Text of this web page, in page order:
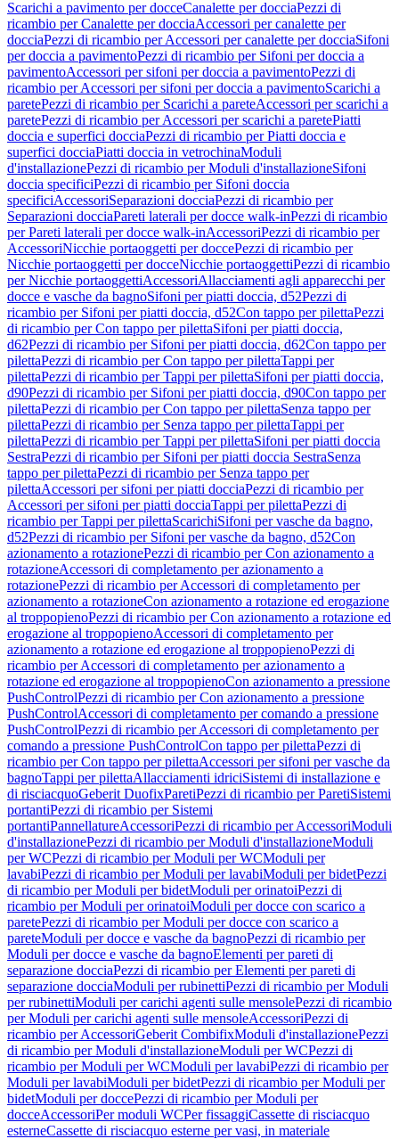
Scarichi a pavimento per docceCanalette per docciaPezzi di
ricambio per Canalette per docciaAccessori per canalette per
docciaPezzi di ricambio per Accessori per canalette per docciaSifoni
per doccia a pavimentoPezzi di ricambio per Sifoni per doccia a
pavimentoAccessori per sifoni per doccia a pavimentoPezzi di
ricambio per Accessori per sifoni per doccia a pavimentoScarichi a
paretePezzi di ricambio per Scarichi a pareteAccessori per scarichi a
paretePezzi di ricambio per Accessori per scarichi a paretePiatti
doccia e superfici docciaPezzi di ricambio per Piatti doccia e
superfici docciaPiatti doccia in vetrochinaModuli
d'installazionePezzi di ricambio per Moduli d'installazioneSifoni
doccia specificiPezzi di ricambio per Sifoni doccia
specificiAccessoriSeparazioni docciaPezzi di ricambio per
Separazioni docciaPareti laterali per docce walk-inPezzi di ricambio
per Pareti laterali per docce walk-inAccessoriPezzi di ricambio per
AccessoriNicchie portaoggetti per doccePezzi di ricambio per
Nicchie portaoggetti per docceNicchie portaoggettiPezzi di ricambio
per Nicchie portaoggettiAccessoriAllacciamenti agli apparecchi per
docce e vasche da bagnoSifoni per piatti doccia, d52Pezzi di
ricambio per Sifoni per piatti doccia, d52Con tappo per pilettaPezzi
di ricambio per Con tappo per pilettaSifoni per piatti doccia,
d62Pezzi di ricambio per Sifoni per piatti doccia, d62Con tappo per
pilettaPezzi di ricambio per Con tappo per pilettaTappi per
pilettaPezzi di ricambio per Tappi per pilettaSifoni per piatti doccia,
d90Pezzi di ricambio per Sifoni per piatti doccia, d90Con tappo per
pilettaPezzi di ricambio per Con tappo per pilettaSenza tappo per
pilettaPezzi di ricambio per Senza tappo per pilettaTappi per
pilettaPezzi di ricambio per Tappi per pilettaSifoni per piatti doccia
SestraPezzi di ricambio per Sifoni per piatti doccia SestraSenza
tappo per pilettaPezzi di ricambio per Senza tappo per
pilettaAccessori per sifoni per piatti docciaPezzi di ricambio per
Accessori per sifoni per piatti docciaTappi per pilettaPezzi di
ricambio per Tappi per pilettaScarichiSifoni per vasche da bagno,
d52Pezzi di ricambio per Sifoni per vasche da bagno, d52Con
azionamento a rotazionePezzi di ricambio per Con azionamento a
rotazioneAccessori di completamento per azionamento a
rotazionePezzi di ricambio per Accessori di completamento per
azionamento a rotazioneCon azionamento a rotazione ed erogazione
al troppopienoPezzi di ricambio per Con azionamento a rotazione ed
erogazione al troppopienoAccessori di completamento per
azionamento a rotazione ed erogazione al troppopienoPezzi di
ricambio per Accessori di completamento per azionamento a
rotazione ed erogazione al troppopienoCon azionamento a pressione
PushControlPezzi di ricambio per Con azionamento a pressione
PushControlAccessori di completamento per comando a pressione
PushControlPezzi di ricambio per Accessori di completamento per
comando a pressione PushControlCon tappo per pilettaPezzi di
ricambio per Con tappo per pilettaAccessori per sifoni per vasche da
bagnoTappi per pilettaAllacciamenti idriciSistemi di installazione e
di risciacquoGeberit DuofixParetiPezzi di ricambio per ParetiSistemi
portantiPezzi di ricambio per Sistemi
portantiPannellatureAccessoriPezzi di ricambio per AccessoriModuli
d'installazionePezzi di ricambio per Moduli d'installazioneModuli
per WCPezzi di ricambio per Moduli per WCModuli per
lavabiPezzi di ricambio per Moduli per lavabiModuli per bidetPezzi
di ricambio per Moduli per bidetModuli per orinatoiPezzi di
ricambio per Moduli per orinatoiModuli per docce con scarico a
paretePezzi di ricambio per Moduli per docce con scarico a
pareteModuli per docce e vasche da bagnoPezzi di ricambio per
Moduli per docce e vasche da bagnoElementi per pareti di
separazione docciaPezzi di ricambio per Elementi per pareti di
separazione docciaModuli per rubinettiPezzi di ricambio per Moduli
per rubinettiModuli per carichi agenti sulle mensolePezzi di ricambio
per Moduli per carichi agenti sulle mensoleAccessoriPezzi di
ricambio per AccessoriGeberit CombifixModuli d'installazionePezzi
di ricambio per Moduli d'installazioneModuli per WCPezzi di
ricambio per Moduli per WCModuli per lavabiPezzi di ricambio per
Moduli per lavabiModuli per bidetPezzi di ricambio per Moduli per
bidetModuli per doccePezzi di ricambio per Moduli per
docceAccessoriPer moduli WCPer fissaggiCassette di risciacquo
esterneCassette di risciacquo esterne per vasi, in materiale